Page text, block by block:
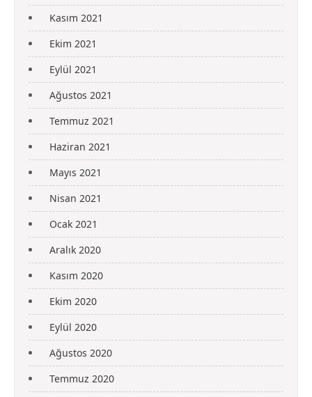
Kasım 2021
Ekim 2021
Eylül 2021
Ağustos 2021
Temmuz 2021
Haziran 2021
Mayıs 2021
Nisan 2021
Ocak 2021
Aralık 2020
Kasım 2020
Ekim 2020
Eylül 2020
Ağustos 2020
Temmuz 2020